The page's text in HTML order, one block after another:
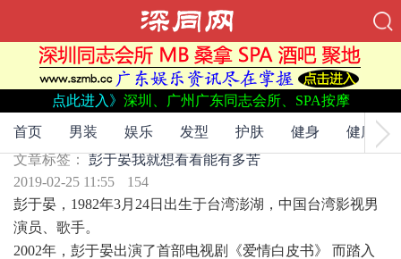
点此进入》 深圳、广州广东同志会所、SPA按摩
首页 男装 娱乐 发型 护肤 健身 健康
文章标签：彭于晏我就想看看 能有多苦
彭于晏，我就想看看能有多苦
文章标签： 彭于晏我就想看看能有多苦
2019-02-25 11:55
154
彭于晏，1982年3月24日出生于台湾澎湖，中国台湾影视男
演员、歌手。
2002年，彭于晏出演了首部电视剧《爱情白皮书》 而踏入